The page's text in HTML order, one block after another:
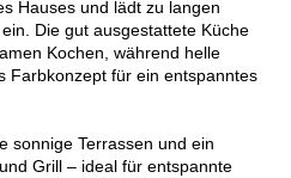
Hauses und lädt zu langen
Die gut ausgestattete Küche
Kochen, während helle
Farbkonzept für ein entspanntes
sonnige Terrassen und ein
Grill – ideal für entspannte